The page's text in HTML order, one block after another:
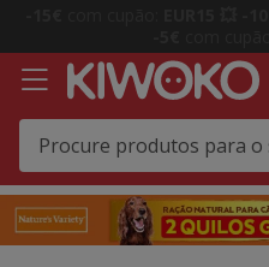
3,
mensagem,